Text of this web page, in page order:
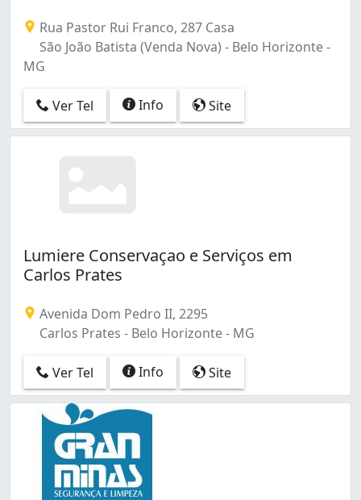
Castelo (12)
Centro (46)
Cidade Jardim (2)
Colégio Batista (5)
Concórdia (1)
Confisco (2)
Céu Azul (13)
Diamante (Barreiro) (3)
Dom Cabral (2)
Esplanada (1)
Europa (5)
Floramar (3)
Floresta (5)
Funcionários (6)
Gameleira (1)
Garças (2)
Glória (1)
Rua Pastor Rui Franco, 287 Casa
São João Batista (Venda Nova) - Belo Horizonte -
MG
Ver Tel Info Site
Lumiere Conservaçao e Serviços em
Carlos Prates
Avenida Dom Pedro II, 2295
Carlos Prates - Belo Horizonte - MG
Ver Tel Info Site